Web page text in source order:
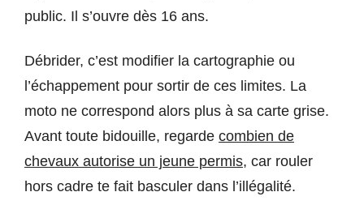
public. Il s’ouvre dès 16 ans.
Débrider, c’est modifier la cartographie ou
l’échappement pour sortir de ces limites. La
moto ne correspond alors plus à sa carte grise.
Avant toute bidouille, regarde combien de
chevaux autorise un jeune permis, car rouler
hors cadre te fait basculer dans l’illégalité.